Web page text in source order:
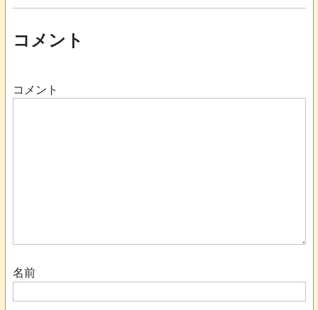
コメント
コメント
名前